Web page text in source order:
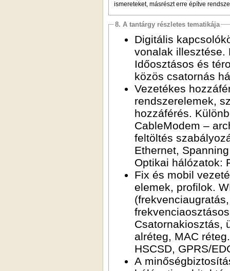
ismereteket, másrészt erre építve
8. A tantárgy részletes tematikája
Digitális
vonalak illesztése.
Időosztásos és
közös csatornás
Vezetékes
rendszerelemek,
hozzáférés.
CableModem –
feltöltés
Ethernet,
Optikai hálózatok:
Fix és mobil
elemek, profilok.
Csatornakiosztás,
alréteg, MAC
HSCSD, GPRS/
A